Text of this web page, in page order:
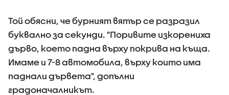
Той обясни, че бурният вятър се разразил
буквално за секунди. "Поривите изкорениха
дърво, което падна върху покрива на къща.
Имаме и 7-8 автомобила, върху които има
паднали дървета", допълни
градоначалникът.